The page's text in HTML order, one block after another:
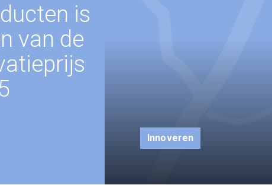
Innoveren
is
van de